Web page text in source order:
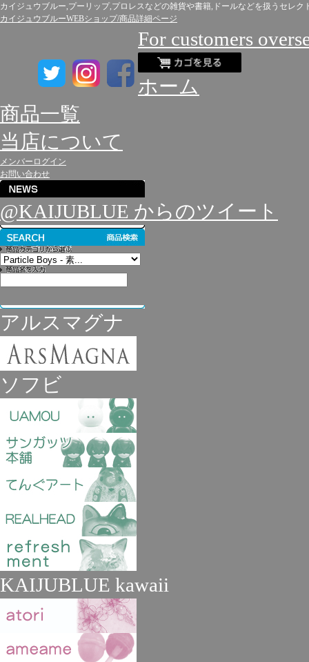
カイジュウブルー,プーリップ,プロレスなどの雑貨や書籍,ドールなどを扱うセレク
カイジュウブルーWEBショップ/商品詳細ページ
For customers
ホーム
商品一覧
当店について
メンバーログイン
お問い合わせ
@KAIJUBLUE からのツイート
アルスマグナ
ソフビ
KAIJUBLUE kawaii